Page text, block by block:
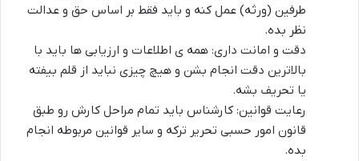
طرفین (ورثه) عمل کنه و باید فقط بر اساس حق و عدالت
نظر بده.
دقت و امانت داری: همه ی اطلاعات و ارزیابی ها باید با
بالاترین دقت انجام بشن و هیچ چیزی نباید از قلم بیفته
یا تحریف بشه.
رعایت قوانین: کارشناس باید تمام مراحل کارش رو طبق
قانون امور حسبی تحریر ترکه و سایر قوانین مربوطه انجام
بده.